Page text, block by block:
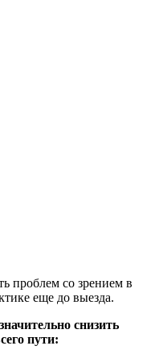
проблем со зрением в
еще до выезда.
снизить
пути: